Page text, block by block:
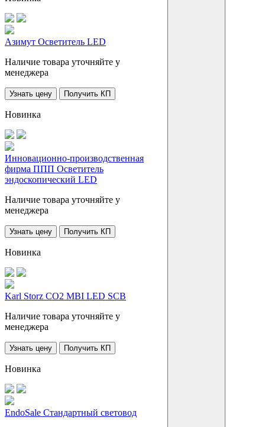
Азимут Осветитель LED
Наличие товара уточняйте у
менеджера
Узнать цену Получить КП
Новинка
Инновационно-производственная
фирма ППП Осветитель
эндоскопический LED
Наличие товара уточняйте у
менеджера
Узнать цену Получить КП
Новинка
Karl Storz CO2 MBI LED SCB
Наличие товара уточняйте у
менеджера
Узнать цену Получить КП
Новинка
EndoSale Стандартный световод